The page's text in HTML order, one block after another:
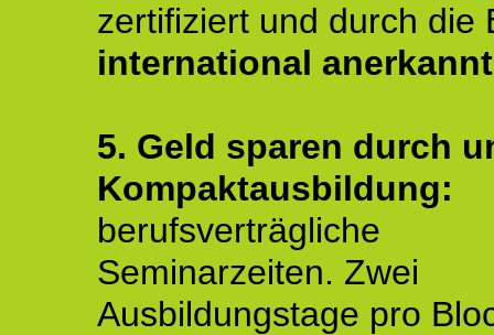
zertifiziert und durch die
international
5. Geld sparen durch
Kompaktausbildung:
berufsverträgliche
Seminarzeiten. Zwei
Ausbildungstage pro